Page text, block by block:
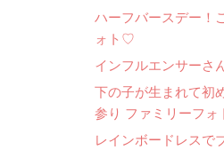
ハーフバースデー！
ォト♡
インフルエンサーさ
下の子が生まれて初
参り ファミリーフォ
レインボードレス